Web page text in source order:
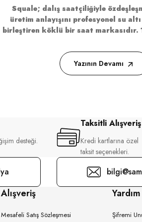
ORIENT
Squale; dalış saatçiliğiyle
üretim anlayışını profesyonel su
birleştiren köklü bir saat markasıdır.
T-183 gibi koleksiyonlar;
dayanıklılığını, sportif
mirasını farklı tasarım dilleriyle
Yazının Devamı
desteği.
Taksitli Alışveriş
Kredi kartlarına özel
taksit seçenekleri.
Alışveriş
Mesafeli Satış Sözleşmesi
Yardım
Şifremi